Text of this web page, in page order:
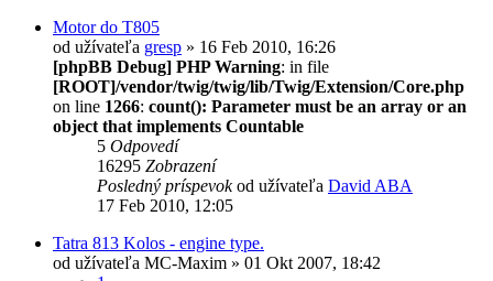
Motor do T805
od užívateľa gresp » 16 Feb 2010, 16:26
[phpBB Debug] PHP Warning: in file
[ROOT]/vendor/twig/twig/lib/Twig/Extension/Core.php
on line 1266: count(): Parameter must be an array or an
object that implements Countable
5 Odpovedí
16295 Zobrazení
Posledný príspevokod užívateľa David ABA
17 Feb 2010, 12:05
Tatra 813 Kolos - engine type.
od užívateľa MC-Maxim » 01 Okt 2007, 18:42